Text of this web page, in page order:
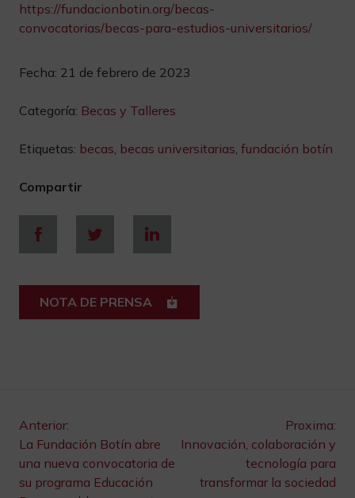
https://fundacionbotin.org/becas-
convocatorias/becas-para-estudios-universitarios/
Fecha: 21 de febrero de 2023
Categoría: Becas y Talleres
Etiquetas: becas, becas universitarias, fundación botín
Compartir
NOTA DE PRENSA
Navegación
de
Anterior:
La Fundación Botín abre
una nueva convocatoria de
su programa Educación
Proxima:
Innovación, colaboración y
tecnología para
transformar la sociedad